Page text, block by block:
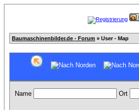
Baumaschinenbilder.de - Forum » User - Map
Name Ort